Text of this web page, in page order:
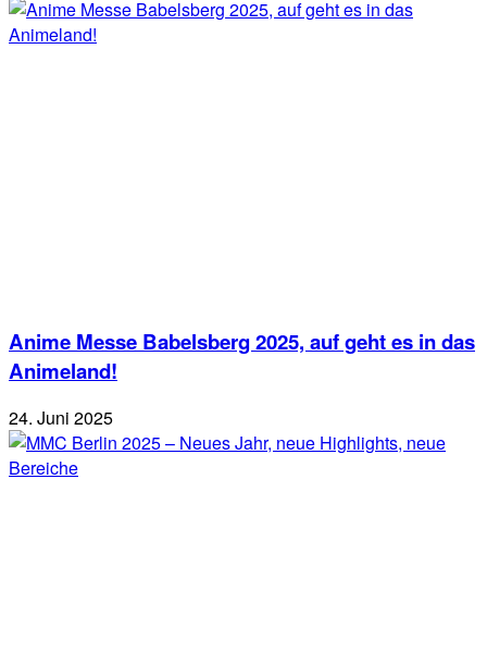
Anime Messe Babelsberg 2025, auf geht es in das
Animeland!
24. Juni 2025